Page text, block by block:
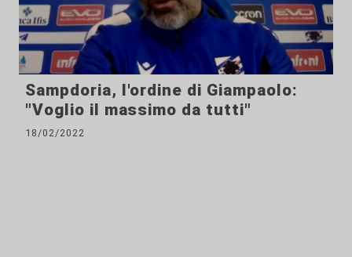
Sampdoria, l'ordine di Giampaolo:
"Voglio il massimo da tutti"
18/02/2022